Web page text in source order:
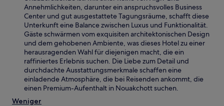
F
e
n
s
t
e
r
g
e
ö
f
d
i
n
e
i
n
e
m
n
e
Annehmlichkeiten, darunter ein anspruchsvolles Business
Center und gut ausgestattete Tagungsräume, schafft diese
Unterkunft eine Balance zwischen Luxus und Funktionalität.
Gäste schwärmen vom exquisiten architektonischen Design
und dem gehobenen Ambiente, was dieses Hotel zu einer
herausragenden Wahl für diejenigen macht, die ein
raffiniertes Erlebnis suchen. Die Liebe zum Detail und
durchdachte Ausstattungsmerkmale schaffen eine
einladende Atmosphäre, die bei Reisenden ankommt, die
einen Premium-Aufenthalt in Nouakchott suchen.
Weniger